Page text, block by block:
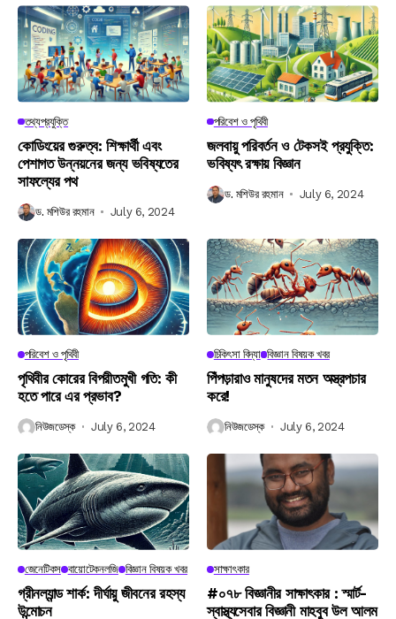
তথ্যপ্রযুক্তি
কোডিংয়ের গুরুত্ব: শিক্ষার্থী এবং
পেশাগত উন্নয়নের জন্য ভবিষ্যতের
সাফল্যের পথ
ড. মশিউর রহমান July 6, 2024
পরিবেশ ও পৃথিবী
জলবায়ু পরিবর্তন ও টেকসই প্রযুক্তি:
ভবিষ্যৎ রক্ষায় বিজ্ঞান
ড. মশিউর রহমান July 6, 2024
পরিবেশ ও পৃথিবী
পৃথিবীর কোরের বিপরীতমুখী গতি: কী
হতে পারে এর প্রভাব?
নিউজডেস্ক July 6, 2024
চিকিৎসা বিদ্যা বিজ্ঞান বিষয়ক খবর
পিঁপড়ারাও মানুষদের মতন অস্ত্রপচার
করে!
নিউজডেস্ক July 6, 2024
জেনেটিকস বায়োটেকনলজি বিজ্ঞান বিষয়ক খবর
গ্রীনল্যান্ড শার্ক: দীর্ঘায়ু জীবনের রহস্য
উন্মোচন
সাক্ষাৎকার
#০৭৮ বিজ্ঞানীর সাক্ষাৎকার : স্মার্ট-
স্বাস্থ্যসেবার বিজ্ঞানী মাহবুব উল আলম